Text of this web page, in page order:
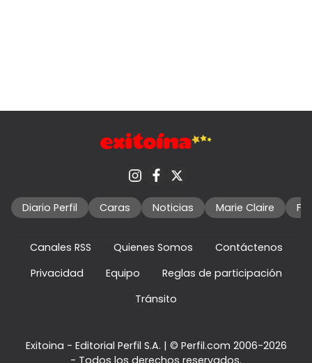
Diario Perfil Caras Noticias Marie Claire
Canales RSS Quienes Somos
Contáctenos
Privacidad
Equipo
Reglas de participación
Tránsito
Exitoina - Editorial Perfil S.A. | © Perfil.com 2006-2026